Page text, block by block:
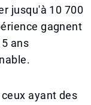
jusqu'à 10 700
gagnent
ans
ayant des